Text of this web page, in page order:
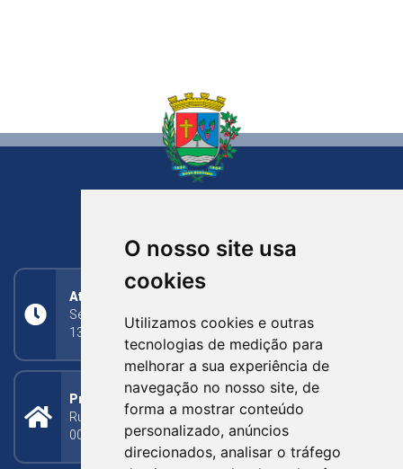
O nosso site usa
cookies
Utilizamos cookies e outras
tecnologias de medição para
melhorar a sua experiência de
navegação no nosso site, de
forma a mostrar conteúdo
personalizado, anúncios
direcionados, analisar o tráfego
Atendimento
Segunda a Sexta: 8h às 11h30min (manhã);
13h30min às 17h (tarde)
Prefeitura Municipal
Rua Silva Jardim, 505 - Bairro Centro - CEP: 95340-
000